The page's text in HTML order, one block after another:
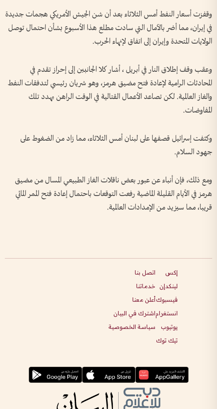
وقفزت ‌أسعار النفط أمس الثلاثاء بعد أن ‌شن الجيش الأمريكي هجمات جديدة
في إيران، مما ‌أضر بالآمال التي ‌سادت مطلع هذا الأسبوع بشأن احتمال توصل
الولايات المتحدة وإيران إلى اتفاق لإنهاء ‌الحرب.
وعقب وقف إطلاق النار في أبريل ، أشار كلا الجانبين إلى إحراز تقدم في
المحادثات ⁠الرامية لإعادة فتح مضيق هرمز، وهو شريان رئيسي لتدفقات النفط
والغاز العالمية. لكن تصاعد الأعمال القتالية في الوقت الراهن يهدد تلك
المفاوضات.
وكثفت إسرائيل قصفها على لبنان أمس الثلاثاء، مما ‌زاد من الضغوط على
جهود السلام.
ومع ذلك، فإن أنباء عن عبور بعض ناقلات الغاز الطبيعي المسال من مضيق
هرمز في الأيام القليلة الماضية رفعت التوقعات باحتمال إعادة فتح الممر المائي
قريبا، مما سيزيد من الإمدادات العالمية.
إكس
لينكدإن
فيسبوك
انستغرام
يوتيوب
تيك توك
اتصل بنا
خدماتنا
أعلن معنا
اشترك في البيان
سياسة الخصوصية